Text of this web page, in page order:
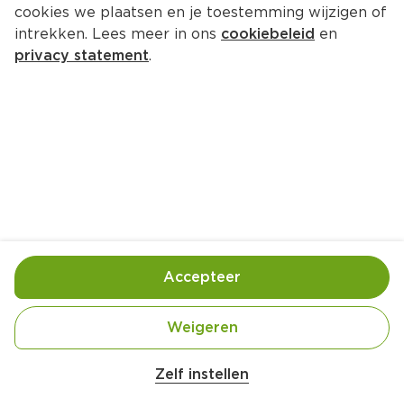
Uit de keuken van PLUS Nasi
Goreng kipsaté boontjes
Handige informatie over dit product
Uit de keuken van PLUS
Belangrijke veiligheidswaarschuwing
cookies we plaatsen en je toestemming wijzigen of
intrekken. Lees meer in ons cookiebeleid en
privacy statement.
Zelf instellen
Weigeren
Accepteer